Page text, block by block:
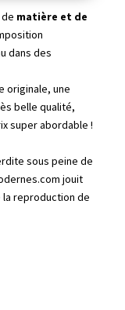
matière et de
dans des
originale, une
belle qualité,
super abordable !
sous peine de
jouit
reproduction de